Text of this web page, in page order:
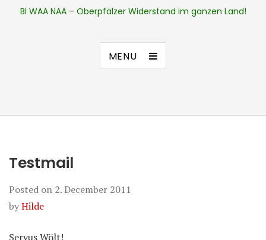
BI WAA NAA – Oberpfälzer Widerstand im ganzen Land!
MENU
Testmail
Posted on 2. December 2011
byHilde
Servus Wölt!